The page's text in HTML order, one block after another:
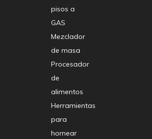
pisos a
GAS
Mezclador
de masa
Procesador
de
alimentos
Herramientas
para
hornear